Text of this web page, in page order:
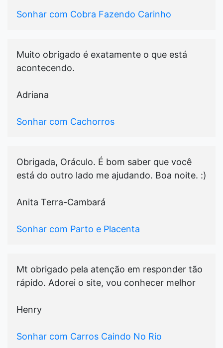
Sonhar com Cobra Fazendo Carinho
Muito obrigado é exatamente o que está
acontecendo.
Adriana
Sonhar com Cachorros
Obrigada, Oráculo. É bom saber que você
está do outro lado me ajudando. Boa noite. :)
Anita Terra-Cambará
Sonhar com Parto e Placenta
Mt obrigado pela atenção em responder tão
rápido. Adorei o site, vou conhecer melhor
Henry
Sonhar com Carros Caindo No Rio